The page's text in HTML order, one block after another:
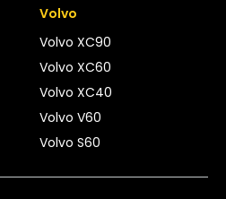
Volvo
Volvo XC90
Volvo XC60
Volvo XC40
Volvo V60
Volvo S60